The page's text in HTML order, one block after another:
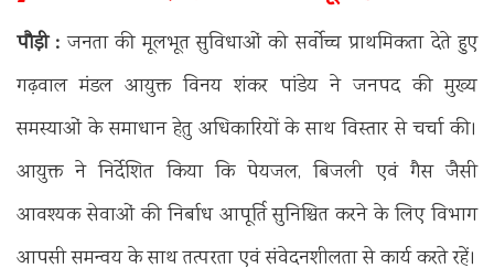
पौड़ी : जनता की मूलभूत सुविधाओं को सर्वोच्च प्राथमिकता देते हुए
गढ़वाल मंडल आयुक्त विनय शंकर पांडेय ने जनपद की मुख्य
समस्याओं के समाधान हेतु अधिकारियों के साथ विस्तार से चर्चा की।
आयुक्त ने निर्देशित किया कि पेयजल, बिजली एवं गैस जैसी
आवश्यक सेवाओं की निर्बाध आपूर्ति सुनिश्चित करने के लिए विभाग
आपसी समन्वय के साथ तत्परता एवं संवेदनशीलता से कार्य करते रहें।